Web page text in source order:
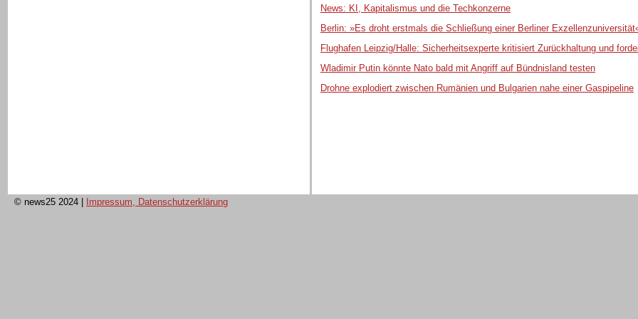
News: KI, Kapitalismus und die Techkonzerne
Berlin: »Es droht erstmals die Schließung einer Berliner
Flughafen Leipzig/Halle: Sicherheitsexperte kritisiert Zurückhaltung und
Wladimir Putin könnte Nato bald mit Angriff auf Bündnisland testen
Drohne explodiert zwischen Rumänien und Bulgarien nahe einer Gaspipeline
© news25 2024 Impressum, Datenschutzerklärung